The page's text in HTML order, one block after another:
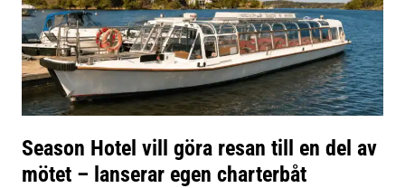
Season Hotel vill göra resan till en del av
mötet – lanserar egen charterbåt